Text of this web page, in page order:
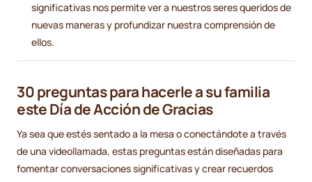
significativas nos permite ver a nuestros seres queridos de
nuevas maneras y profundizar nuestra comprensión de
ellos.
30 preguntas para hacerle a su familia
este Día de Acción de Gracias
Ya sea que estés sentado a la mesa o conectándote a través
de una videollamada, estas preguntas están diseñadas para
fomentar conversaciones significativas y crear recuerdos